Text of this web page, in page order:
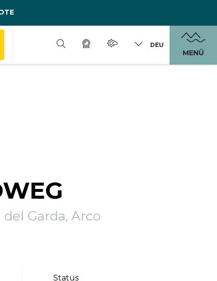
DEU
MENÜ
Garda, Arco
Status